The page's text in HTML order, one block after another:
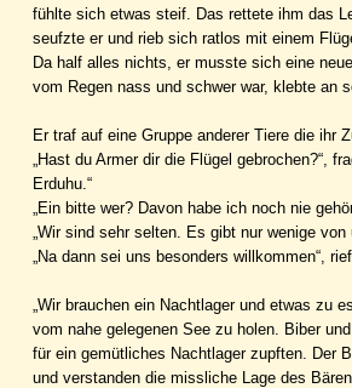
fühlte sich etwas steif. Das rettete ihm das
seufzte er und rieb sich ratlos mit einem
Da half alles nichts, er musste sich eine
vom Regen nass und schwer war, klebte an
Er traf auf eine Gruppe anderer Tiere die ihr
„Hast du Armer dir die Flügel gebrochen?“,
Erduhu.“
„Ein bitte wer? Davon habe ich noch nie
„Wir sind sehr selten. Es gibt nur wenige
„Na dann sei uns besonders willkommen“,
„Wir brauchen ein Nachtlager und etwas zu
vom nahe gelegenen See zu holen. Biber
für ein gemütliches Nachtlager zupften. Der
und verstanden die missliche Lage des